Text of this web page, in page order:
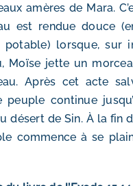
amères de Mara.
est rendue douce
potable) lorsque, sur
Moïse jette un
Après cet acte
peuple continue
désert de Sin. À la fin
commence à se